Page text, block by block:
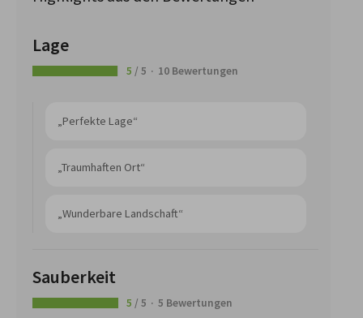
Lage
5 / 5 10 Bewertungen
„Perfekte Lage“
„Traumhaften Ort“
„Wunderbare Landschaft“
Sauberkeit
5 / 5 5 Bewertungen